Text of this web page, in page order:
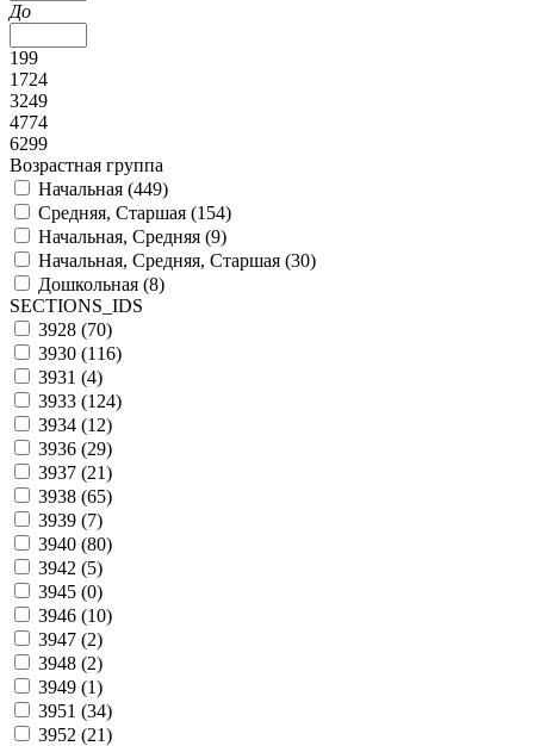
До
199
1724
3249
4774
6299
Возрастная группа
Начальная (449)
Средняя, Старшая (154)
Начальная, Средняя (9)
Начальная, Средняя, Старшая (30)
Дошкольная (8)
SECTIONS_IDS
3928 (70)
3930 (116)
3931 (4)
3933 (124)
3934 (12)
3936 (29)
3937 (21)
3938 (65)
3939 (7)
3940 (80)
3942 (5)
3945 (0)
3946 (10)
3947 (2)
3948 (2)
3949 (1)
3951 (34)
3952 (21)